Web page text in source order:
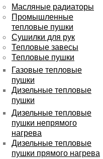
Масляные радиаторы
Промышленные
тепловые пушки
Сушилки для рук
Тепловые завесы
Тепловые пушки
Газовые тепловые
пушки
Дизельные тепловые
пушки
Дизельные тепловые
пушки непрямого
нагрева
Дизельные тепловые
пушки прямого нагрева